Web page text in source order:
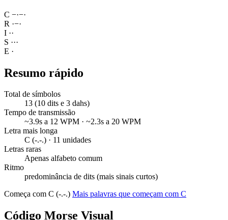
C −·−·
R ·−·
I ··
S ···
E ·
Resumo rápido
Total de símbolos
13 (10 dits e 3 dahs)
Tempo de transmissão
~3.9s a 12 WPM · ~2.3s a 20 WPM
Letra mais longa
C (-.-.) · 11 unidades
Letras raras
Apenas alfabeto comum
Ritmo
predominância de dits (mais sinais curtos)
Começa com C (-.-.) Mais palavras que começam com C
Código Morse Visual